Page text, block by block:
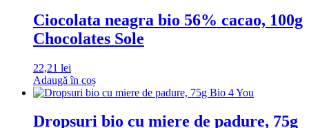
Ciocolata neagra bio 56% cacao, 100g
Chocolates Sole
22,21 lei
Adaugă în coș
Dropsuri bio cu miere de padure, 75g